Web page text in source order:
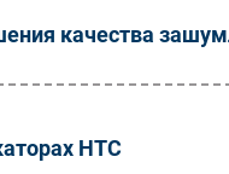
качества
HTC